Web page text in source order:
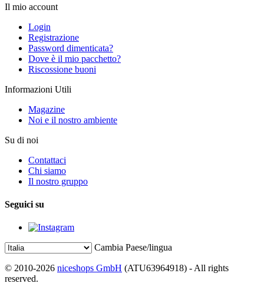
Il mio account
Login
Registrazione
Password dimenticata?
Dove è il mio pacchetto?
Riscossione buoni
Informazioni Utili
Magazine
Noi e il nostro ambiente
Su di noi
Contattaci
Chi siamo
Il nostro gruppo
Seguici su
Cambia Paese/lingua
© 2010-2026 niceshops GmbH (ATU63964918) - All rights
reserved.